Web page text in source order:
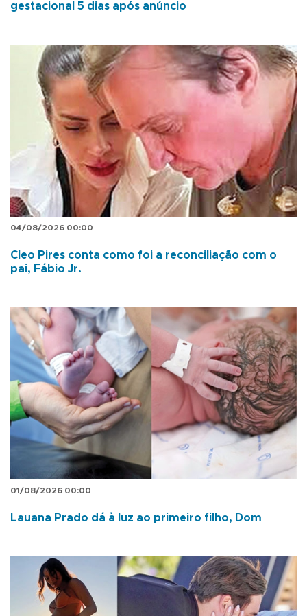
gestacional 5 dias após anúncio
04/08/2026 00:00
Cleo Pires conta como foi a reconciliação com o
pai, Fábio Jr.
01/08/2026 00:00
Lauana Prado dá à luz ao primeiro filho, Dom